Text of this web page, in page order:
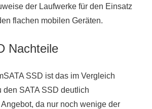
der Laufwerke für den Einsatz
flachen mobilen Geräten.
Nachteile
SSD ist das im Vergleich
den SATA SSD deutlich
da nur noch wenige der